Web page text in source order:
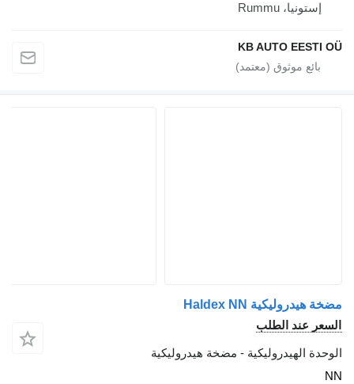
إستونيا، Rummu
KB AUTO EESTI OÜ
مضخة هيدروليكية Haldex NN
السعر عند الطلب
الوحدة الهيدروليكية - مضخة هيدروليكية
NN